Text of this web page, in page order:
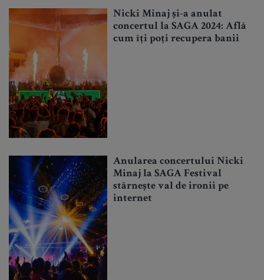
Nicki Minaj și-a anulat
concertul la SAGA 2024: Află
cum îți poți recupera banii
Anularea concertului Nicki
Minaj la SAGA Festival
stârnește val de ironii pe
internet